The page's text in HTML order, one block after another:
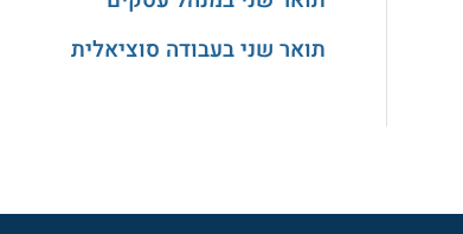
תואר שני בעבודה סוציאלית